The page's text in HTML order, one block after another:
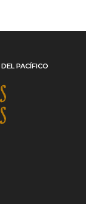
PACÍFICO